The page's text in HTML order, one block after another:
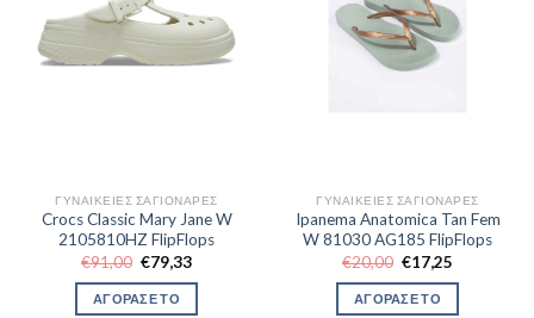
ΓΥΝΑΙΚΕΊΕΣ ΣΑΓΙΟΝΆΡΕΣ
Crocs Classic Mary Jane W
2105810HZ FlipFlops
€91,00 Original
price
was:
€91,00.
€79,33Η
ΑΓΟΡΑΣΕ ΤΟ
ΓΥΝΑΙΚΕΊΕΣ ΣΑΓΙΟΝΆΡΕΣ
Ipanema Anatomica Tan Fem
W 81030 AG185 FlipFlops
€20,00 Original
price
was:
€20,00.
€17,25
ΑΓΟΡΑΣΕ ΤΟ